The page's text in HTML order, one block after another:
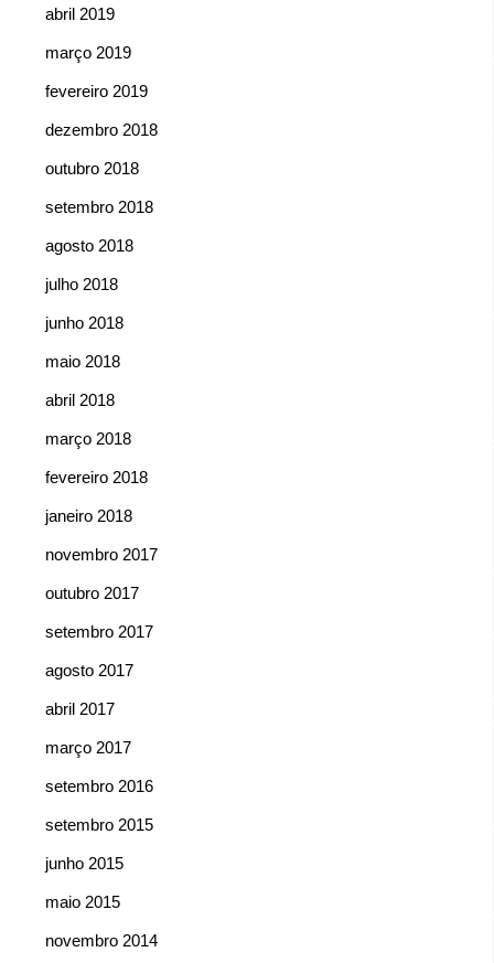
abril 2019
março 2019
fevereiro 2019
dezembro 2018
outubro 2018
setembro 2018
agosto 2018
julho 2018
junho 2018
maio 2018
abril 2018
março 2018
fevereiro 2018
janeiro 2018
novembro 2017
outubro 2017
setembro 2017
agosto 2017
abril 2017
março 2017
setembro 2016
setembro 2015
junho 2015
maio 2015
novembro 2014